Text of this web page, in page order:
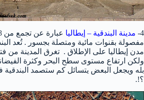
4- مدينة البندقية – إيطاليا
مفصولة بقنوات مائية ومتصلة بجسور . تُعد
مدن إيطاليا على الإطلاق . تغرق المدينة من
ولكن ارتفاع مستوى سطح البحر وكثرة
بله ويجعل البعض يتسائل كم ستصمد
؟!.